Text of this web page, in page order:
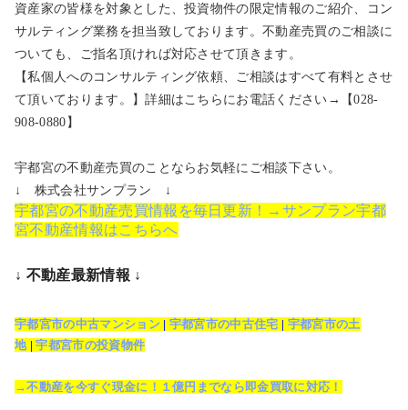
資産家の皆様を対象とした、投資物件の限定情報のご紹介、コン
サルティング業務を担当致しております。不動産売買のご相談に
ついても、ご指名頂ければ対応させて頂きます。
【私個人へのコンサルティング依頼、ご相談はすべて有料とさせ
て頂いております。】詳細はこちらにお電話ください→【028-
908-0880】
宇都宮の不動産売買のことならお気軽にご相談下さい。
↓ 株式会社サンプラン ↓
宇都宮の不動産売買情報を毎日更新！→サンプラン宇都
宮不動産情報はこちらへ
↓ 不動産最新情報 ↓
宇都宮市の中古マンション| 宇都宮市の中古住宅 | 宇都宮市の土
地|宇都宮市の投資物件
→不動産を今すぐ現金に！１億円までなら即金買取に対応！